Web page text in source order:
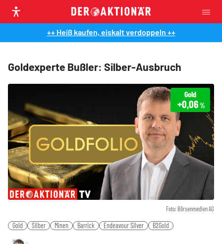
++ Heiß kaufen, eiskalt verdoppeln ++
Goldexperte Bußler: Silber-Ausbruch
Foto: Börsenmedien AG
Gold
+0,06%
Gold Silber Minen Barrick Endeavour Silver B2Gold